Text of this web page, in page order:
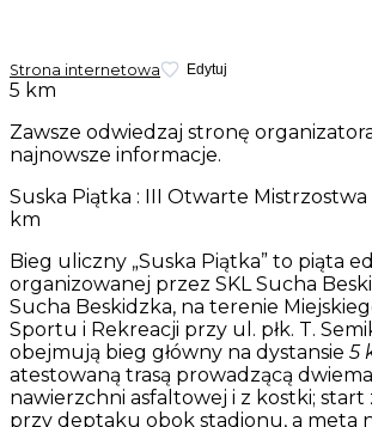
Strona internetowa Edytuj
5 km
Zawsze odwiedzaj stronę
najnowsze informacje.
Suska Piątka : III Otwarte Mistrzostwa
km
Bieg uliczny „Suska Piątka” to piąta
organizowanej przez SKL Sucha
Sucha Beskidzka, na terenie
Sportu i Rekreacji przy ul. płk. T.
obejmują bieg główny na dystansie 5
atestowaną trasą prowadzącą
nawierzchni asfaltowej i z kostki; start
przy deptaku obok stadionu, a meta